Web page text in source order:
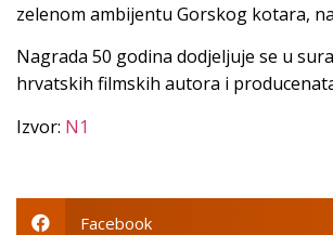
zelenom ambijentu Gorskog kotara,
Nagrada 50 godina dodjeljuje se u
hrvatskih filmskih autora i
Izvor: N1
Facebook